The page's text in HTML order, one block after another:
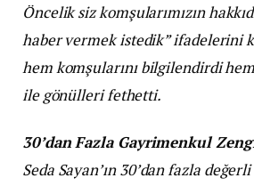
Öncelik siz komşularımızın
haber vermek istedik” ifadelerini
hem komşularını bilgilendirdi
ile gönülleri fethetti.
30’dan Fazla Gayrimenkul
Seda Sayan’ın 30’dan fazla